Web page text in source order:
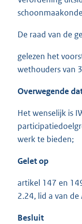
De raad van de
gelezen het
wethouders van
Overwegende
Het wenselijk is
werk te bieden;
Gelet op
artikel 147 en
2.24, lid a van
Besluit